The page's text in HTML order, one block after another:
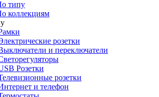
типу
коллекциям
розетки
и переключатели
Розетки
розетки
и телефон